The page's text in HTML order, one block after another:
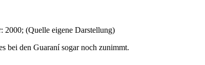
2000; (Quelle eigene Darstellung)
bei den Guaraní sogar noch zunimmt.